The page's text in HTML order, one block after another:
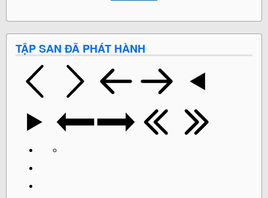
TẬP SAN ĐÃ PHÁT HÀNH